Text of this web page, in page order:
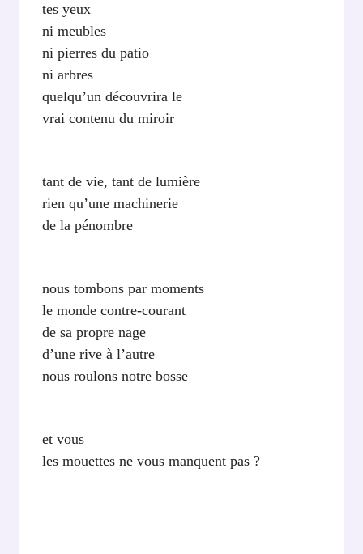
tes yeux
ni meubles
ni pierres du patio
ni arbres
quelqu’un découvrira le
vrai contenu du miroir
tant de vie, tant de lumière
rien qu’une machinerie
de la pénombre
nous tombons par moments
le monde contre-courant
de sa propre nage
d’une rive à l’autre
nous roulons notre bosse
et vous
les mouettes ne vous manquent pas ?